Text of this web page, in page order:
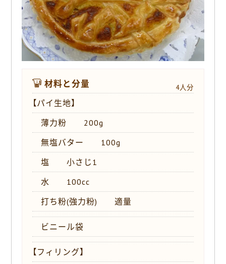
材料と分量 4人分
【パイ生地】
薄力粉 200g
無塩バター 100g
塩 小さじ1
水 100cc
打ち粉(強力粉) 適量
ビニール袋
【フィリング】